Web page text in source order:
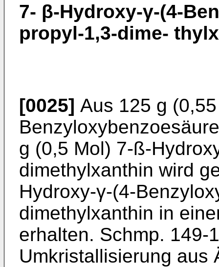
7- β-Hydroxy-γ-(4-
propyl-1,3-dime-
[0025] Aus 125 g
g (0,5 Mol) 7-ß-
dimethylxanthin wird
Hydroxy-γ-(4-
dimethylxanthin in
erhalten. Schmp. 149-
Umkristallisierung aus